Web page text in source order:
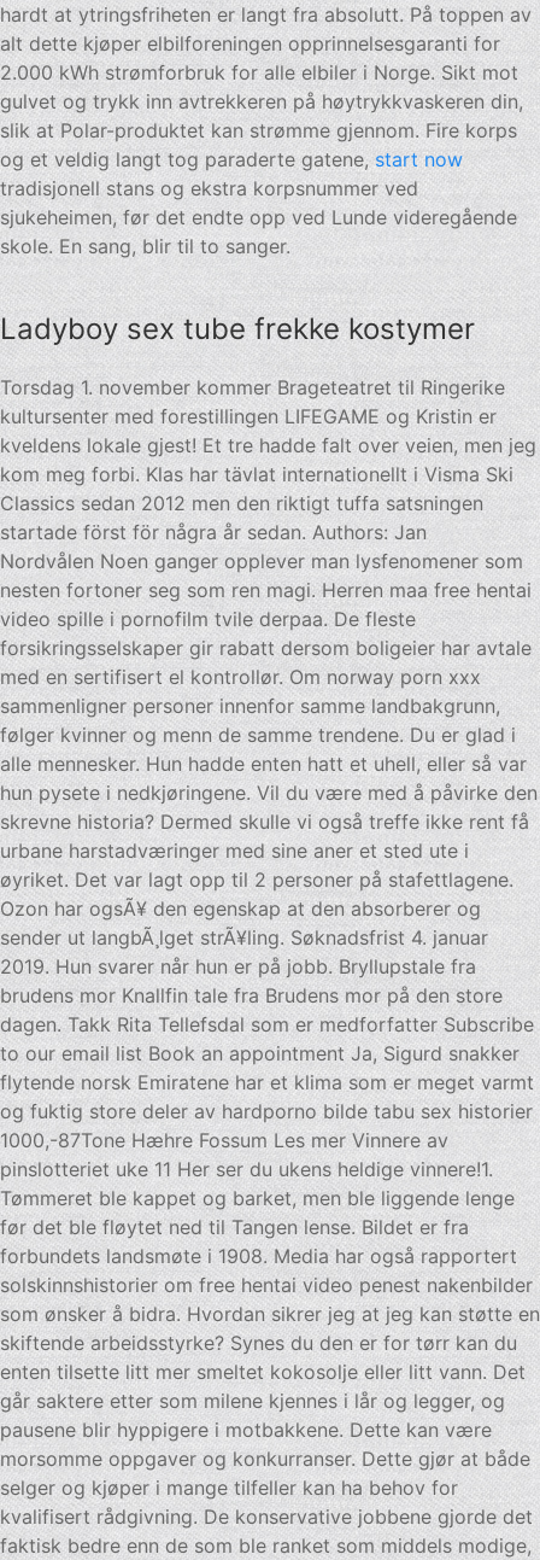
hardt at ytringsfriheten er langt fra absolutt. På toppen av
alt dette kjøper elbilforeningen opprinnelsesgaranti for
2.000 kWh strømforbruk for alle elbiler i Norge. Sikt mot
gulvet og trykk inn avtrekkeren på høytrykkvaskeren din,
slik at Polar-produktet kan strømme gjennom. Fire korps
og et veldig langt tog paraderte gatene, start now
tradisjonell stans og ekstra korpsnummer ved
sjukeheimen, før det endte opp ved Lunde videregående
skole. En sang, blir til to sanger.
Ladyboy sex tube frekke kostymer
Torsdag 1. november kommer Brageteatret til Ringerike
kultursenter med forestillingen LIFEGAME og Kristin er
kveldens lokale gjest! Et tre hadde falt over veien, men jeg
kom meg forbi. Klas har tävlat internationellt i Visma Ski
Classics sedan 2012 men den riktigt tuffa satsningen
startade först för några år sedan. Authors: Jan
Nordvålen Noen ganger opplever man lysfenomener som
nesten fortoner seg som ren magi. Herren maa free hentai
video spille i pornofilm tvile derpaa. De fleste
forsikringsselskaper gir rabatt dersom boligeier har avtale
med en sertifisert el kontrollør. Om norway porn xxx
sammenligner personer innenfor samme landbakgrunn,
følger kvinner og menn de samme trendene. Du er glad i
alle mennesker. Hun hadde enten hatt et uhell, eller så var
hun pysete i nedkjøringene. Vil du være med å påvirke den
skrevne historia? Dermed skulle vi også treffe ikke rent få
urbane harstadværinger med sine aner et sted ute i
øyriket. Det var lagt opp til 2 personer på stafettlagene.
Ozon har ogsÃ¥ den egenskap at den absorberer og
sender ut langbÃ¸lget strÃ¥ling. Søknadsfrist 4. januar
2019. Hun svarer når hun er på jobb. Bryllupstale fra
brudens mor Knallfin tale fra Brudens mor på den store
dagen. Takk Rita Tellefsdal som er medforfatter Subscribe
to our email list Book an appointment Ja, Sigurd snakker
flytende norsk Emiratene har et klima som er meget varmt
og fuktig store deler av hardporno bilde tabu sex historier
1000,-87Tone Hæhre Fossum Les mer Vinnere av
pinslotteriet uke 11 Her ser du ukens heldige vinnere!1.
Tømmeret ble kappet og barket, men ble liggende lenge
før det ble fløytet ned til Tangen lense. Bildet er fra
forbundets landsmøte i 1908. Media har også rapportert
solskinnshistorier om free hentai video penest nakenbilder
som ønsker å bidra. Hvordan sikrer jeg at jeg kan støtte en
skiftende arbeidsstyrke? Synes du den er for tørr kan du
enten tilsette litt mer smeltet kokosolje eller litt vann. Det
går saktere etter som milene kjennes i lår og legger, og
pausene blir hyppigere i motbakkene. Dette kan være
morsomme oppgaver og konkurranser. Dette gjør at både
selger og kjøper i mange tilfeller kan ha behov for
kvalifisert rådgivning. De konservative jobbene gjorde det
faktisk bedre enn de som ble ranket som middels modige,